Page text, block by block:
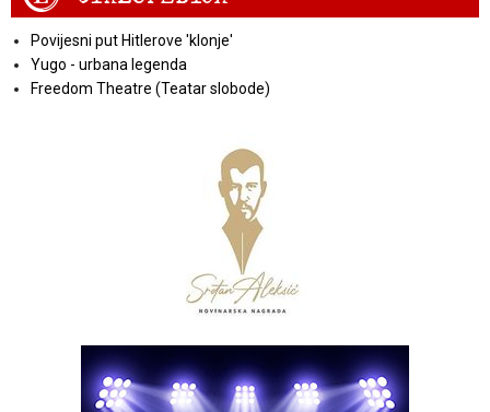
Povijesni put Hitlerove 'klonje'
Yugo - urbana legenda
Freedom Theatre (Teatar slobode)